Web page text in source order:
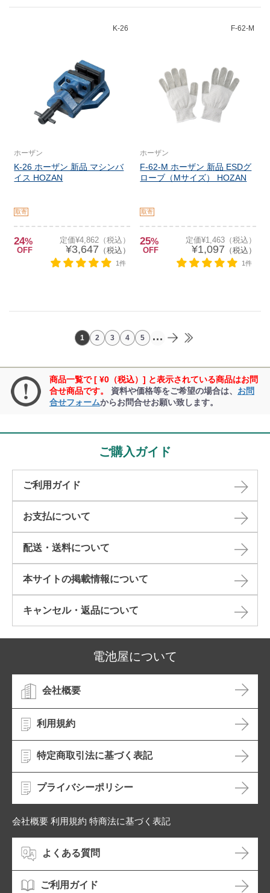
K-26
ホーザン
K-26 ホーザン 新品 マシンバ
イス HOZAN
取寄
24%
OFF
定価¥4,862（税込）
¥3,647 （税込）
1件
F-62-M
ホーザン
F-62-M ホーザン 新品 ESDグ
ローブ（Mサイズ） HOZAN
取寄
25%
OFF
定価¥1,463（税込）
¥1,097 （税込）
1件
1 2 3 4 5 ...
商品一覧で [ ¥0（税込）] と表示されている商品はお問
合せ商品です。
資料や価格等をご希望の場合は、 お問
合せフォームからお問合せお願い致します。
ご購入ガイド
ご利用ガイド
お支払について
配送・送料について
本サイトの掲載情報について​
キャンセル・返品について​
電池屋について
会社概要
利用規約
特定商取引法に基づく表記
プライバシーポリシー
会社概要 利用規約 特商法に基づく表記
よくある質問
ご利用ガイド